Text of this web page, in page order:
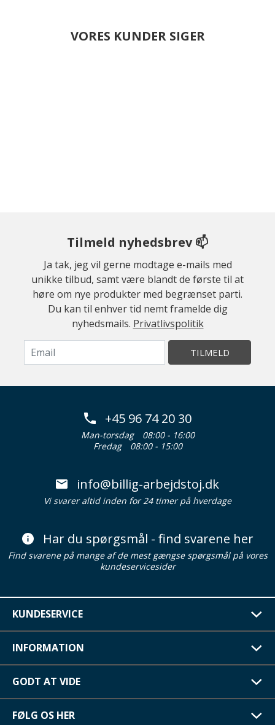
VORES KUNDER SIGER
Tilmeld nyhedsbrev 📫
Ja tak, jeg vil gerne modtage e-mails med
unikke tilbud, samt være blandt de første til at
høre om nye produkter med begrænset parti.
Du kan til enhver tid nemt framelde dig
nyhedsmails. Privatlivspolitik
TILMELD
+45 96 74 20 30
Man-torsdag
08:00 - 16:00
Fredag
08:00 - 15:00
info@billig-arbejdstoj.dk
Vi svarer altid inden for 24 timer på hverdage
Har du spørgsmål - find svarene her
Find svarene på mange af de mest gængse spørgsmål på vores
kundeservicesider
KUNDESERVICE
INFORMATION
GODT AT VIDE
FØLG OS HER